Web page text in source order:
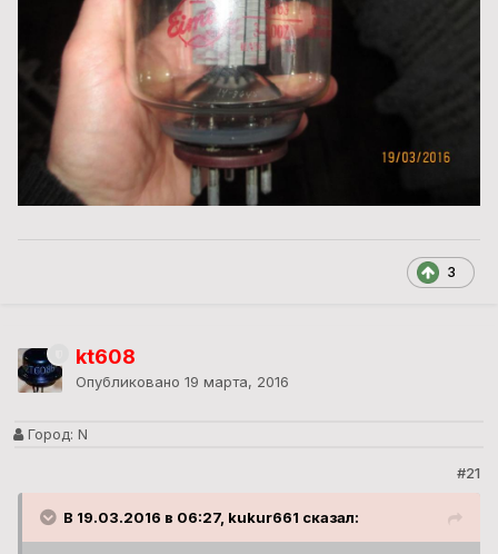
3
kt608
Опубликовано 19 марта, 2016
Город: N
#21
В 19.03.2016 в 06:27, kukur661 сказал: